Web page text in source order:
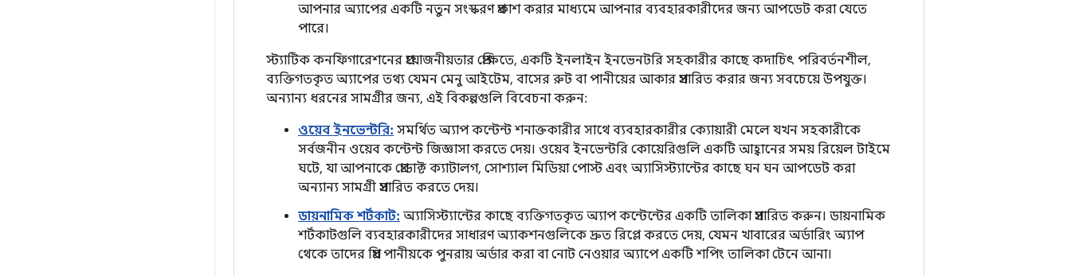
আপনার অ্যাপের একটি নতুন সংস্করণ প্রকাশ করার মাধ্যমে আপনার ব্যবহারকারীদের জন্য আপডেট করা যেতে
পারে।
স্ট্যাটিক কনফিগারেশনের প্রয়োজনীয়তার প্রেক্ষিতে, একটি ইনলাইন ইনভেনটরি সহকারীর কাছে কদাচিৎ পরিবর্তনশীল,
ব্যক্তিগতকৃত অ্যাপের তথ্য যেমন মেনু আইটেম, বাসের রুট বা পানীয়ের আকার প্রসারিত করার জন্য সবচেয়ে উপযুক্ত।
অন্যান্য ধরনের সামগ্রীর জন্য, এই বিকল্পগুলি বিবেচনা করুন:
ওয়েব ইনভেন্টরি: সমর্থিত অ্যাপ কন্টেন্ট শনাক্তকারীর সাথে ব্যবহারকারীর ক্যোয়ারী মেলে যখন সহকারীকে
সর্বজনীন ওয়েব কন্টেন্ট জিজ্ঞাসা করতে দেয়। ওয়েব ইনভেন্টরি কোয়েরিগুলি একটি আহ্বানের সময় রিয়েল টাইমে
ঘটে, যা আপনাকে প্রোডাক্ট ক্যাটালগ, সোশ্যাল মিডিয়া পোস্ট এবং অ্যাসিস্ট্যান্টের কাছে ঘন ঘন আপডেট করা
অন্যান্য সামগ্রী প্রসারিত করতে দেয়।
ডায়নামিক শর্টকাট: অ্যাসিস্ট্যান্টের কাছে ব্যক্তিগতকৃত অ্যাপ কন্টেন্টের একটি তালিকা প্রসারিত করুন। ডায়নামিক
শর্টকাটগুলি ব্যবহারকারীদের সাধারণ অ্যাকশনগুলিকে দ্রুত রিপ্লে করতে দেয়, যেমন খাবারের অর্ডারিং অ্যাপ
থেকে তাদের প্রিয় পানীয়কে পুনরায় অর্ডার করা বা নোট নেওয়ার অ্যাপে একটি শপিং তালিকা টেনে আনা।